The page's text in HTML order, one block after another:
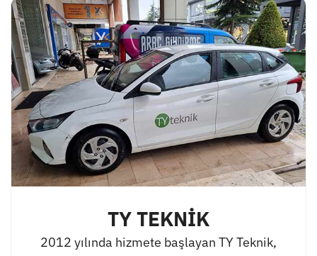
TY TEKNİK
2012 yılında hizmete başlayan TY Teknik,